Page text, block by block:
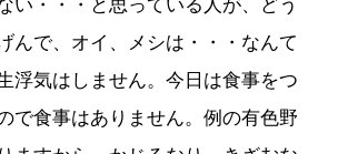
い・・・と思っている人が、どう
んで、オイ、メシは・・・なんて
浮気はしません。今日は食事をつ
で食事はありません。例の有色野